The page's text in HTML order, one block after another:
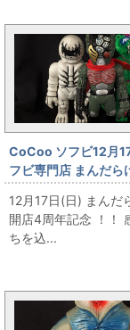
CoCoo ソフビ12月
フビ専門店 まんだ
周年記念 「リアルヘ
合！」
12月17日(日) まんだ
開店4周年記念 ！！
ちを込...